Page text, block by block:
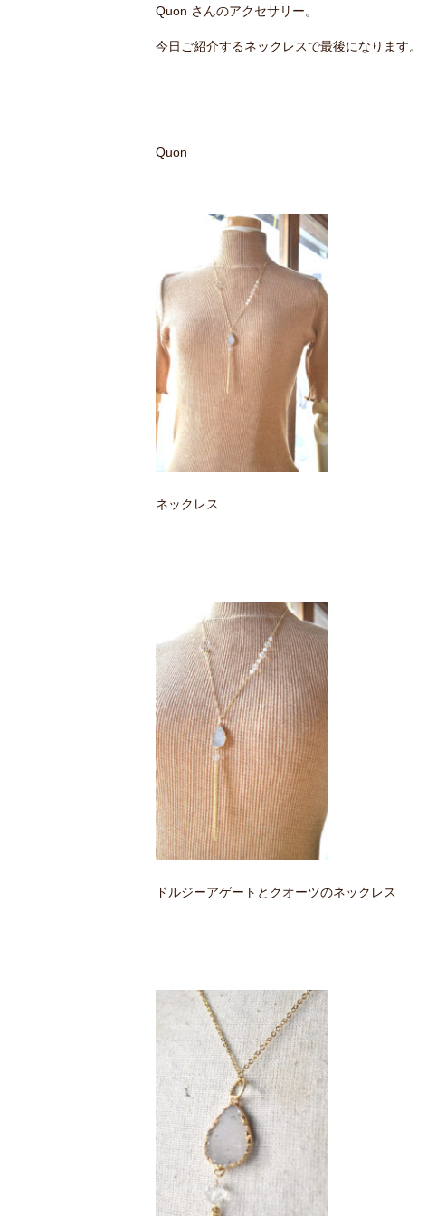
Quon さんのアクセサリー。
今日ご紹介するネックレスで最後になります。
Quon
ネックレス
ドルジーアゲートとクオーツのネックレス